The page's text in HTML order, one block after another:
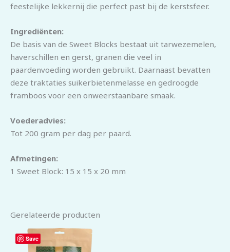
feestelijke lekkernij die perfect past bij de kerstsfeer.
Ingrediënten:
De basis van de Sweet Blocks bestaat uit tarwezemelen,
haverschillen en gerst, granen die veel in
paardenvoeding worden gebruikt. Daarnaast bevatten
deze traktaties suikerbietenmelasse en gedroogde
framboos voor een onweerstaanbare smaak.
Voederadvies:
Tot 200 gram per dag per paard.
Afmetingen:
1 Sweet Block: 15 x 15 x 20 mm
Gerelateerde producten
Save